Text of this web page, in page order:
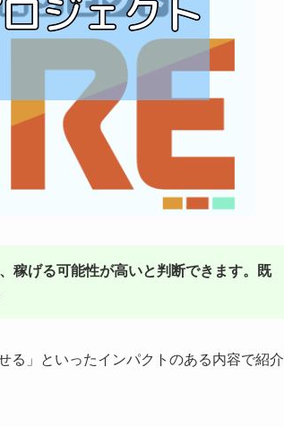
稼げる可能性が高いと判断できます。既
る」といったインパクトのある内容で紹介